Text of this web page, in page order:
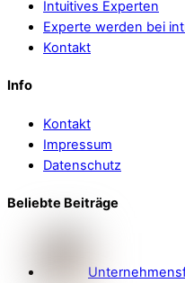
Intuitives Experten
Experte werden bei
Kontakt
Info
Kontakt
Impressum
Datenschutz
Beliebte Beiträge